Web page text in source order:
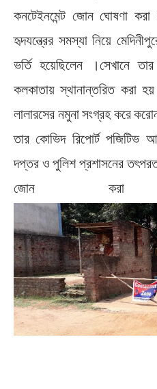
কনটেইনমেন্ট জোন ঘোষণা
হৃদযন্ত্রের সমস্যা নিয়ে
ভর্তি হয়েছিলেন ।সেখানে
কলকাতায় স্থানান্তরিত করা
লালারসের নমুনা সংগ্রহ করে
তার কোভিদ রিপোর্ট পজিটিভ
দপ্তর ও পুলিশ প্রশাসনের
জোন